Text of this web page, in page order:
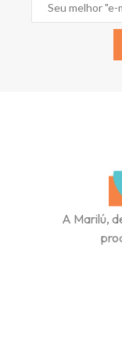
A Marilú,